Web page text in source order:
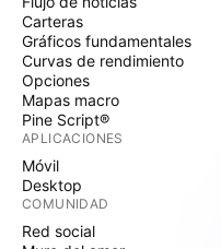
Carteras
Gráficos fundamentales
Curvas de rendimiento
Opciones
Mapas macro
Pine Script®
APLICACIONES
Móvil
Desktop
COMUNIDAD
Red social